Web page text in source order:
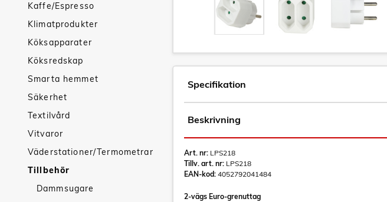
Kaffe/Espresso
Klimatprodukter
Köksapparater
Köksredskap
Smarta hemmet
Säkerhet
Textilvård
Vitvaror
Väderstationer/Termometrar
Tillbehör
Dammsugare
Specifikation
Beskrivning
Art. nr: LPS218
Tillv. art. nr: LPS218
EAN-kod: 4052792041484
2-vägs Euro-grenuttag